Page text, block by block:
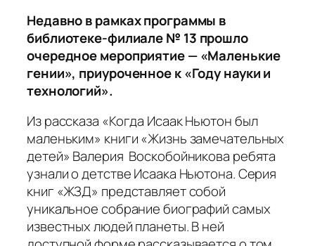
Недавно в рамках программы в
библиотеке-филиале № 13 прошло
очередное мероприятие — «Маленькие
гении», приуроченное к «Году науки и
технологий».
Из рассказа «Когда Исаак Ньютон был
маленьким» книги «Жизнь замечательных
детей» Валерия Воскобойникова ребята
узнали о детстве Исаака Ньютона. Серия
книг «ЖЗД» представляет собой
уникальное собрание биографий самых
известных людей планеты. В ней